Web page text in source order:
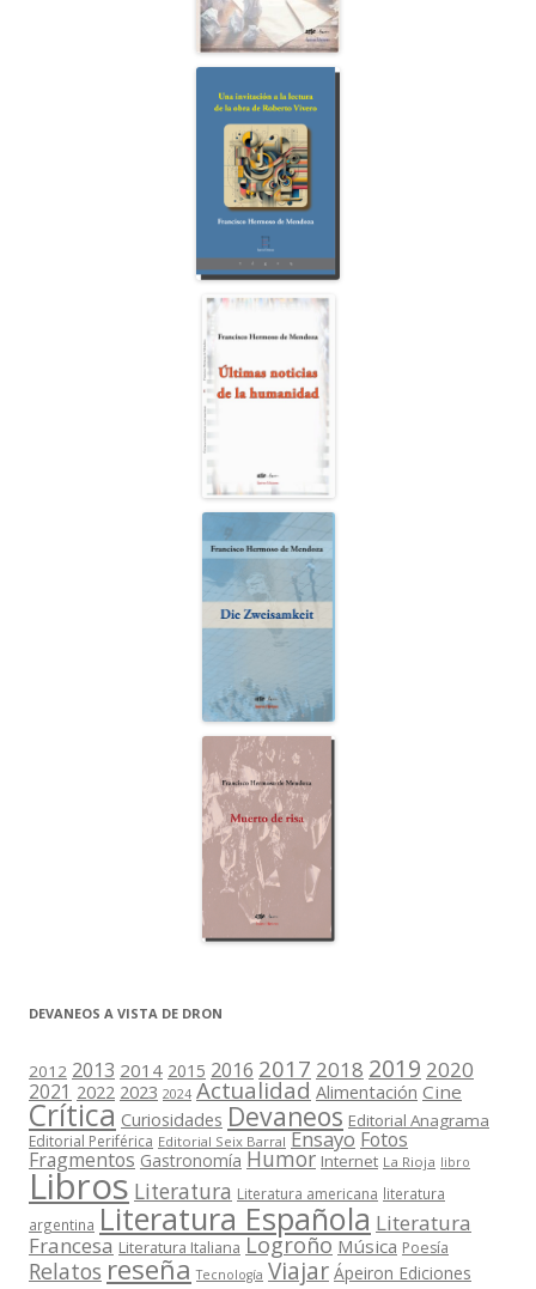
DEVANEOS A VISTA DE DRON
2012 2013 2014 2015 2016 2017 2018 2019 2020
2021 2022 2023 2024 Actualidad Alimentación Cine
Crítica Curiosidades Devaneos Editorial Anagrama
Editorial Periférica Editorial Seix Barral Ensayo Fotos
Fragmentos Gastronomía Humor Internet La Rioja libro
Libros Literatura Literatura americana literatura
argentina Literatura Española Literatura
Francesa Literatura Italiana Logroño Música Poesía
Relatos reseña Tecnología Viajar Ápeiron Ediciones